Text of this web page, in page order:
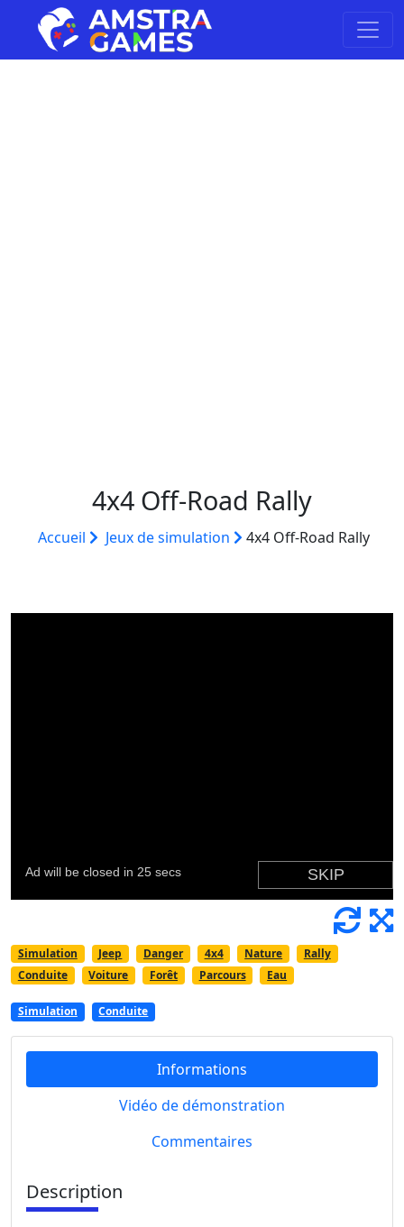
4x4 Off-Road Rally
Accueil Jeux de simulation 4x4 Off-Road Rally
Simulation Jeep Danger 4x4 Nature
Rally
Conduite
Voiture Forêt Parcours Eau
Simulation Conduite
Informations
Vidéo de démonstration
Commentaires
Description